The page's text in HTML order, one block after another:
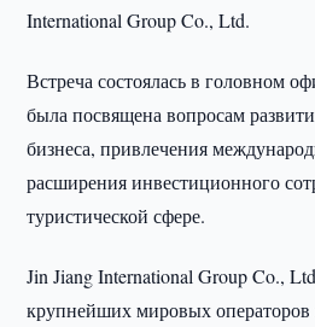
International Group Co., Ltd.
Встреча состоялась в головном
была посвящена вопросам
бизнеса, привлечения
расширения инвестиционного
туристической сфере.
Jin Jiang International Group Co.,
крупнейших мировых операторов